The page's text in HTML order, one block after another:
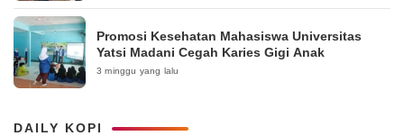
Promosi Kesehatan Mahasiswa Universitas
Yatsi Madani Cegah Karies Gigi Anak
3 minggu yang lalu
DAILY KOPI